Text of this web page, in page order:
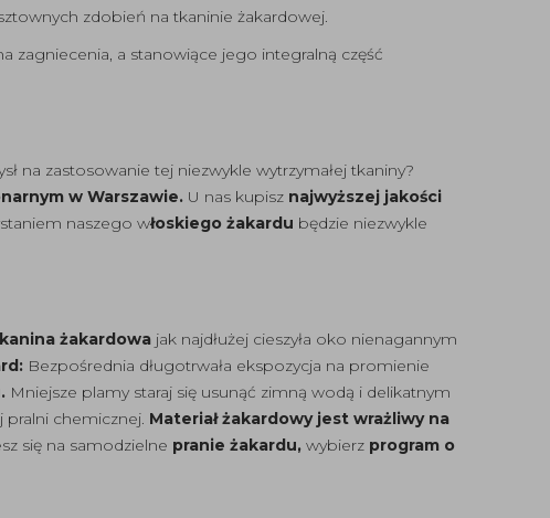
zdobień na tkaninie żakardowej.
zagniecenia, a stanowiące jego integralną część
na zastosowanie tej niezwykle wytrzymałej tkaniny?
w Warszawie. U nas kupisz najwyższej jakości
naszego włoskiego żakardu będzie niezwykle
żakardowa jak najdłużej cieszyła oko nienagannym
Bezpośrednia długotrwała ekspozycja na promienie
Mniejsze plamy staraj się usunąć zimną wodą i delikatnym
pralni chemicznej. Materiał żakardowy jest wrażliwy na
się na samodzielne pranie żakardu, wybierz program o